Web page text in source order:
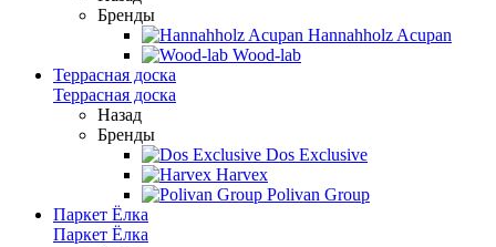
Бренды
Hannahholz Acupan
Wood-lab
Террасная доска
Террасная доска
Назад
Бренды
Dos Exclusive
Harvex
Polivan Group
Паркет Ёлка
Паркет Ёлка